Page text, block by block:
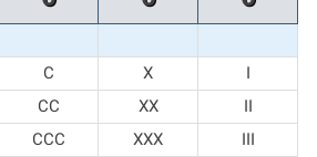
C X
I
CC XX
II
CCC XXX
III